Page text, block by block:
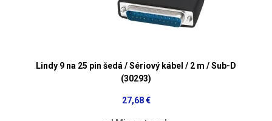
Lindy 9 na 25 pin šedá / Sériový kábel / 2 m / Sub-D
(30293)
27,68 €